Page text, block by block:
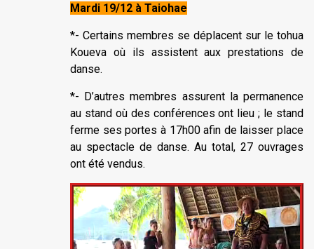
Mardi 19/12 à Taiohae
*- Certains membres se déplacent sur le tohua
Koueva où ils assistent aux prestations de
danse.
*- D’autres membres assurent la permanence
au stand où des conférences ont lieu ; le stand
ferme ses portes à 17h00 afin de laisser place
au spectacle de danse. Au total, 27 ouvrages
ont été vendus.